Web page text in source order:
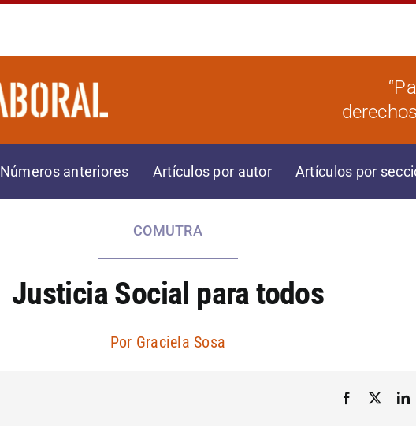
Números anteriores Artículos por autor Artículos por
COMUTRA
Justicia Social para todos
Por Graciela Sosa